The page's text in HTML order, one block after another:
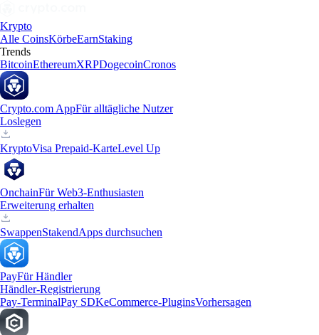
Krypto
Alle CoinsKörbeEarnStaking
Trends
BitcoinEthereumXRPDogecoinCronos
Crypto.com AppFür alltägliche Nutzer
Loslegen
KryptoVisa Prepaid-KarteLevel Up
OnchainFür Web3-Enthusiasten
Erweiterung erhalten
SwappenStakendApps durchsuchen
PayFür Händler
Händler-Registrierung
Pay-TerminalPay SDKeCommerce-PluginsVorhersagen